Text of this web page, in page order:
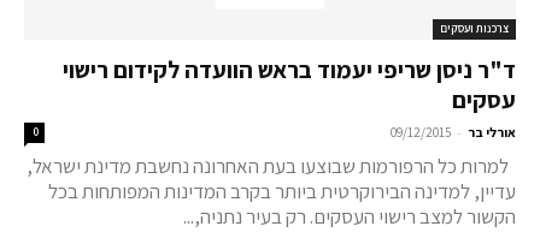
צרכנות ועסקים
ד"ר ניסן שריפי יעמוד בראש הוועדה לקידום רישוי
עסקים
אורלי בר -
09/12/2015
0
למרות כל הרפורמות שבוצעו בעת האחרונה נחשבת מדינת ישראל,
עדיין, למדינה הבירוקרטית ביותר בקרב המדינות המפותחות בכל
הקשור למצב רישוי העסקים. רק בעיר נתניה,...